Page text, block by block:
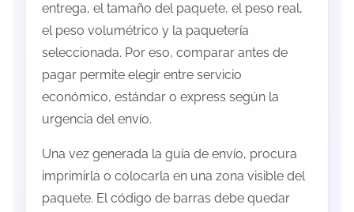
entrega, el tamaño del paquete, el peso real,
el peso volumétrico y la paquetería
seleccionada. Por eso, comparar antes de
pagar permite elegir entre servicio
económico, estándar o express según la
urgencia del envío.
Una vez generada la guía de envío, procura
imprimirla o colocarla en una zona visible del
paquete. El código de barras debe quedar